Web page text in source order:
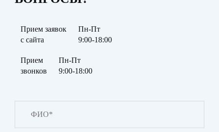
Прием заявок
с сайта
Пн-Пт
9:00-18:00
Прием
звонков
Пн-Пт
9:00-18:00